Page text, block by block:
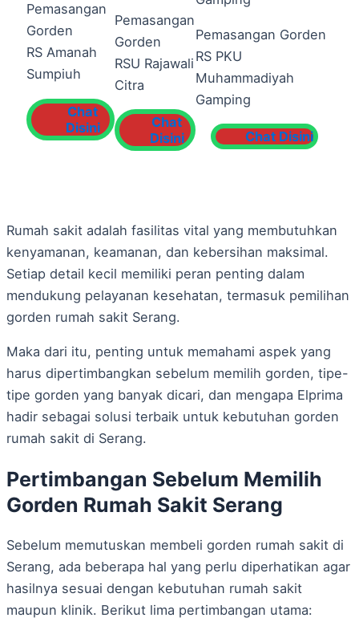
Pemasangan
Gorden
RS Amanah
Sumpiuh
Chat
Disini
Pemasangan
Gorden
RSU Rajawali
Citra
Chat
Disini
Pemasangan Gorden
RS PKU
Muhammadiyah
Gamping
Chat Disini
Rumah sakit adalah fasilitas vital yang membutuhkan
kenyamanan, keamanan, dan kebersihan maksimal.
Setiap detail kecil memiliki peran penting dalam
mendukung pelayanan kesehatan, termasuk pemilihan
gorden rumah sakit Serang.
Maka dari itu, penting untuk memahami aspek yang
harus dipertimbangkan sebelum memilih gorden, tipe-
tipe gorden yang banyak dicari, dan mengapa Elprima
hadir sebagai solusi terbaik untuk kebutuhan gorden
rumah sakit di Serang.
Pertimbangan Sebelum Memilih
Gorden Rumah Sakit Serang
Sebelum memutuskan membeli gorden rumah sakit di
Serang, ada beberapa hal yang perlu diperhatikan agar
hasilnya sesuai dengan kebutuhan rumah sakit
maupun klinik. Berikut lima pertimbangan utama: